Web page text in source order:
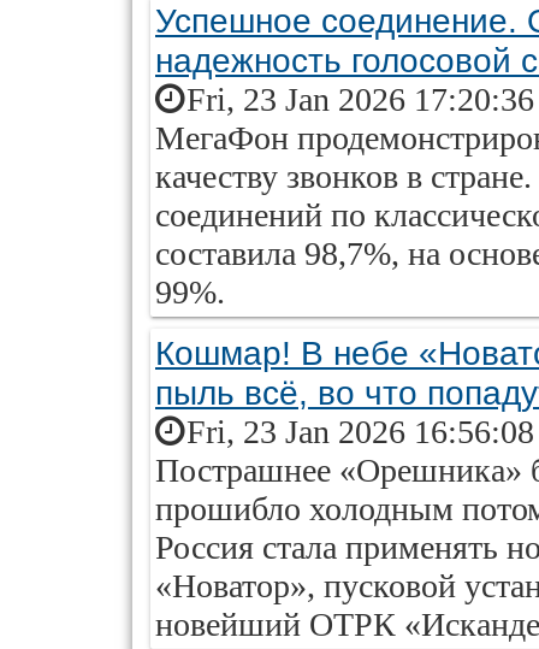
Успешное соединение.
надежность голосовой
Fri, 23 Jan 2026
МегаФон
качеству звонков в
соединений по
составила 98,7%, на
99%.
Кошмар! В небе
пыль всё, во что
Fri, 23 Jan 2026
Пострашнее «Орешника»
прошибло холодным
Россия стала применять
«Новатор», пусковой
новейший ОТРК